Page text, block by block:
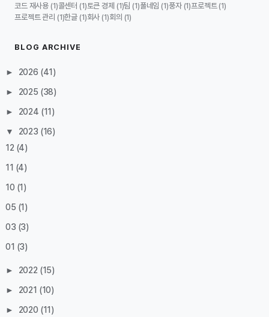
코드 재사용 (1)콜센터 (1) 토큰 경제 (1)팀 (1)풀네임 (1)풍자 (1)프로젝트 (1)
프로젝트 관리 (1)한글 (1)회사 (1)회의 (1)
BLOG ARCHIVE
► 2026 (41)
► 2025 (38)
► 2024 (11)
▼ 2023 (16)
12 (4)
11 (4)
10 (1)
05 (1)
03 (3)
01 (3)
► 2022 (15)
► 2021 (10)
► 2020 (11)